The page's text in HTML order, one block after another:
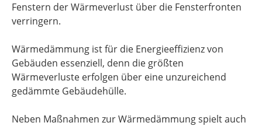
Fenstern der Wärmeverlust über die Fensterfronten
verringern.
Wärmedämmung ist für die Energieeffizienz von
Gebäuden essenziell, denn die größten
Wärmeverluste erfolgen über eine unzureichend
gedämmte Gebäudehülle.
Neben Maßnahmen zur Wärmedämmung spielt auch